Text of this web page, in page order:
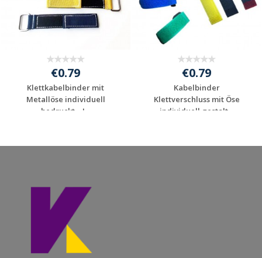
€0.79
Klettkabelbinder mit
Metallöse individuell
bedruckt – I...
€0.79
Kabelbinder
Klettverschluss mit Öse
individuell gestalt...